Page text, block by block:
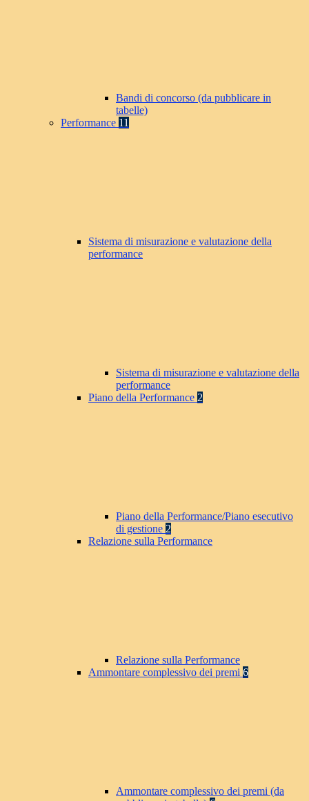
Bandi di concorso (da pubblicare in
tabelle)
Performance 11
Sistema di misurazione e valutazione della
performance
Sistema di misurazione e valutazione della
performance
Piano della Performance 2
Piano della Performance/Piano esecutivo
di gestione 2
Relazione sulla Performance
Relazione sulla Performance
Ammontare complessivo dei premi 6
Ammontare complessivo dei premi (da